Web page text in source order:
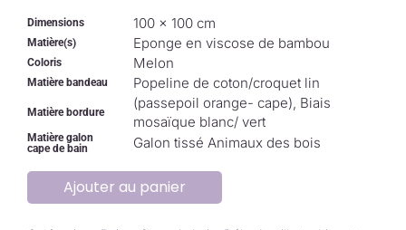
Dimensions 100 × 100 cm
Matière(s) Eponge en viscose de bambou
Coloris Melon
Matière bandeau Popeline de coton/croquet lin
Matière bordure
(passepoil orange- cape), Biais
mosaïque blanc/ vert
Matière galon
cape de bain
Galon tissé Animaux des bois
Ajouter au panier